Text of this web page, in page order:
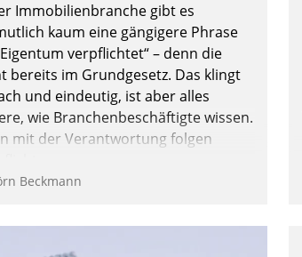
Immobilienbranche gibt es
kaum eine gängigere Phrase
verpflichtet“ – denn die
bereits im Grundgesetz. Das klingt
und eindeutig, ist aber alles
wie Branchenbeschäftigte wissen.
mit der Verantwortung folgen
Beckmann